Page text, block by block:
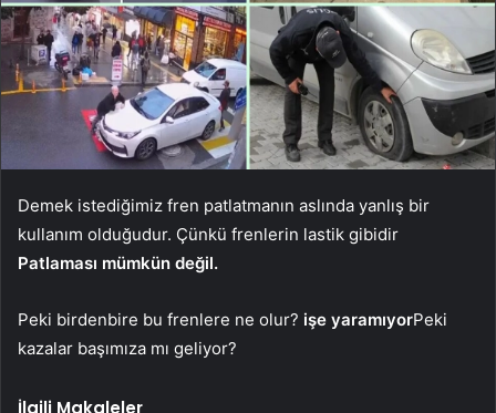
Demek istediğimiz fren patlatmanın aslında yanlış bir
kullanım olduğudur. Çünkü frenlerin lastik gibidir
Patlaması mümkün değil.
Peki birdenbire bu frenlere ne olur? işe yaramıyorPeki
kazalar başımıza mı geliyor?
İlgili Makaleler